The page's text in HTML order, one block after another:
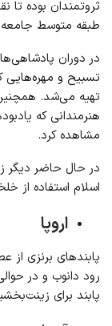
ثروتمندان بوده تا
طبقه متوسط جامعه
در دوران
تسبیح و مهره‌هایی
تهیه می‌شد. همچنین
هنرمندانی که
مشاهده کرد.
در حال حاضر دیگر
اسلام استفاده از
اروپا
پابندهای برنزی از
رود دانوب و در
پابند برای